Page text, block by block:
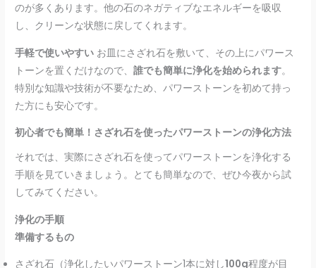
のが多くあります。他の石のネガティブなエネルギーを吸収
し、クリーンな状態に戻してくれます。
手軽で使いやすい お皿にさざれ石を敷いて、その上にパワース
トーンを置くだけなので、誰でも簡単に浄化を始められます。
特別な知識や技術が不要なため、パワーストーンを初めて持っ
た方にも安心です。
初心者でも簡単！さざれ石を使ったパワーストーンの浄化方法
それでは、実際にさざれ石を使ってパワーストーンを浄化する
手順を見ていきましょう。とても簡単なので、ぜひ今夜から試
してみてください。
浄化の手順
準備するもの
さざれ石（浄化したいパワーストーン1本に対し100g程度が目